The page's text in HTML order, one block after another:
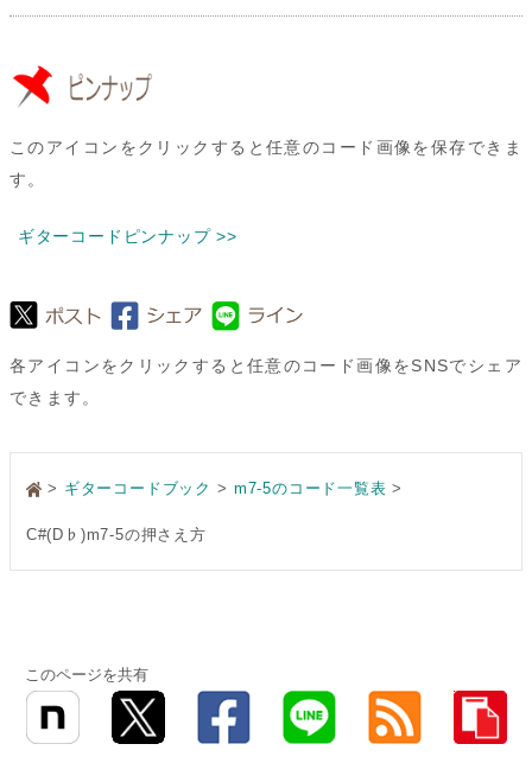
このアイコンをクリックすると任意のコード画像を保存できま
す。
ギターコードピンナップ >>
各アイコンをクリックすると任意のコード画像をSNSでシェア
できます。
> ギターコードブック m7-5のコード一覧表
C#(D♭)m7-5の押さえ方
このページを共有